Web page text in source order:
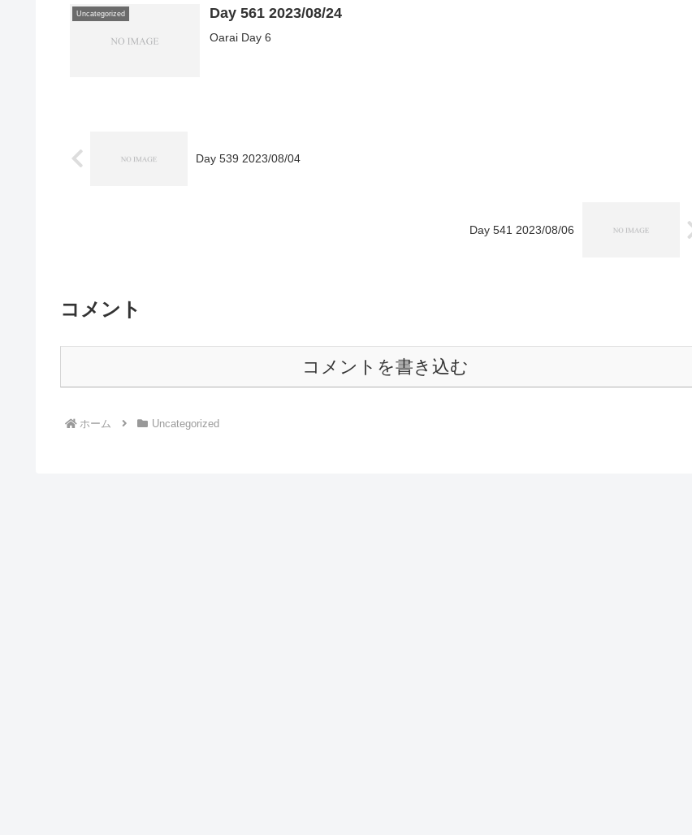
Uncategorized Day 561 2023/08/24
Oarai Day 6
Day 539 2023/08/04
Day 541 2023/08/06
コメント
コメントを書き込む
ホーム Uncategorized